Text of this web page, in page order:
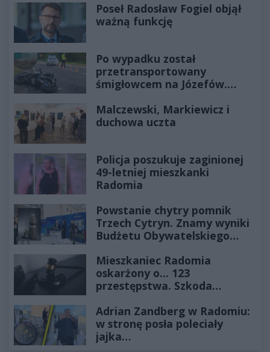
Poseł Radosław Fogiel objął
ważną funkcję
Po wypadku został
przetransportowany
śmigłowcem na Józefów.
Malczewski, Markiewicz i
duchowa uczta
Policja poszukuje zaginionej
49-letniej mieszkanki
Radomia
Powstanie chytry pomnik
Trzech Cytryn. Znamy wyniki
Budżetu Obywatelskiego
Mieszkaniec Radomia
oskarżony o... 123
przestępstwa. Szkoda
złotych
Adrian Zandberg w Radomiu:
w stronę posła poleciały
jajka…